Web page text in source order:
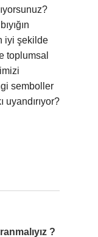
iyi şekilde
toplumsal
semboller
?